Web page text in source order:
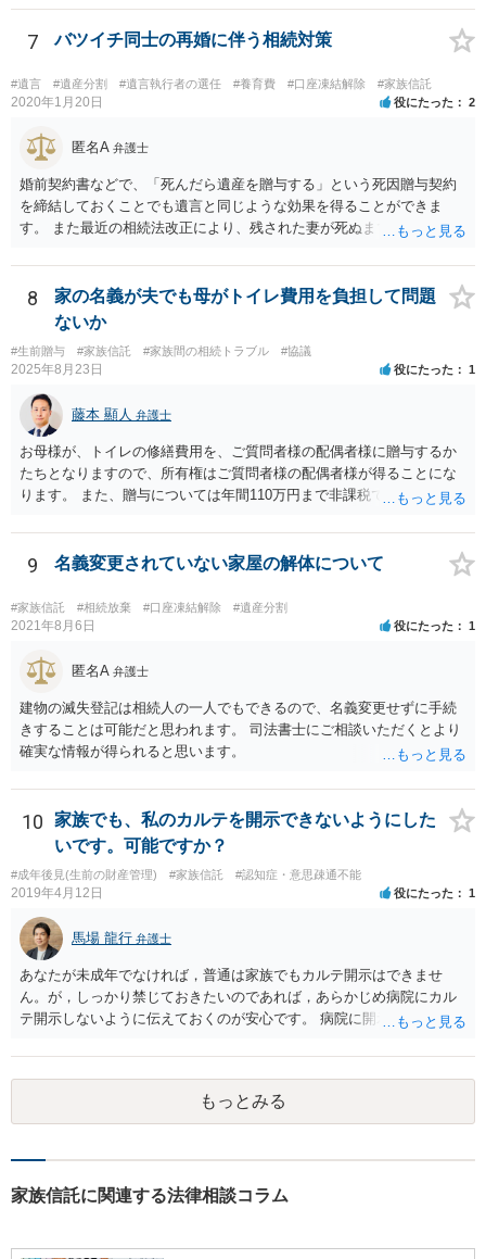
戸籍がどこにあるのかは関係ありません。 ただし、お父様が亡くなっ
たことを知ってから３か月以内に家庭裁判所にて「相続放棄」の手続
7 バツイチ同士の再婚に伴う相続対策
#遺言 #遺産分割 #遺言執行者の選任 #養育費 #口座凍結解除 #家族信託
2020年1月20日 役にたった 2
匿名A 弁護士
婚前契約書などで、「死んだら遺産を贈与する」という死因贈与契約
を締結しておくことでも遺言と同じような効果を得ることができま
す。 また最近の相続法改正により、残された妻が死ぬまで家に住み続
で、その制度を活用する方法も考えられます。 もし契約書の作成まで
視野に入れておられる場合は、お近くの弁護士、できれば相続に強い
弁護士にご相談なさるとよいでしょう。
8
家の名義が夫でも母がトイレ費用を負担して問題
ないか
#生前贈与 #家族信託 #家族間の相続トラブル #協議
2025年8月23日 役にたった 1
藤本 顯人 弁護士
お母様が、トイレの修繕費用を、ご質問者様の配偶者様に贈与するか
たちとなりますので、所有権はご質問者様の配偶者様が得ることにな
ります。 また、贈与については年間110万円まで非課税であり、トイ
9 名義変更されていない家屋の解体について
#家族信託 #相続放棄 #口座凍結解除 #遺産分割
2021年8月6日 役にたった 1
匿名A 弁護士
建物の滅失登記は相続人の一人でもできるので、名義変更せずに手続
きすることは可能だと思われます。 司法書士にご相談いただくとより
確実な情報が得られると思います。
10
家族でも、私のカルテを開示できないようにした
いです。可能ですか？
#成年後見(生前の財産管理) #家族信託 #認知症・意思疎通不能
2019年4月12日 役にたった 1
馬場 龍行 弁護士
あなたが未成年でなければ，普通は家族でもカルテ開示はできませ
ん。が，しっかり禁じておきたいのであれば，あらかじめ病院にカル
テ開示しないように伝えておくのが安心です。 病院に開示しないよう
可能性は低いのでコストパフォーマンスとしてはどうかなという感じ
がします。
もっとみる
家族信託に関連する法律相談コラム